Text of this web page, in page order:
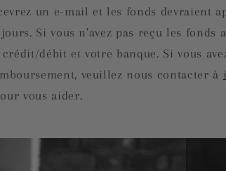
un e-mail et les fonds devraient
Si vous n'avez pas reçu les fonds
débit et votre banque. Si vous
veuillez nous contacter à
vous aider.